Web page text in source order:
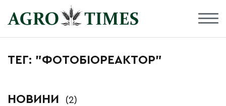
ТЕГ: "ФОТОБІОРЕАКТОР"
НОВИНИ (2)